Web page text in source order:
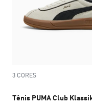
3 CORES
Tênis PUMA Club